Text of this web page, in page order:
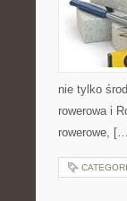
nie tylko
rowerowa i
rowerowe,